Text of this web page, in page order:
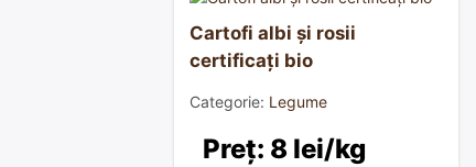
Cartofi albi și rosii
certificați bio
Categorie: Legume
Preț: 8 lei/kg